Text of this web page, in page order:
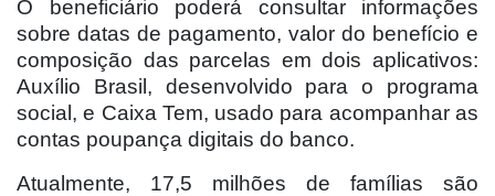
O beneficiário poderá consultar informações
sobre datas de pagamento, valor do benefício e
composição das parcelas em dois aplicativos:
Auxílio Brasil, desenvolvido para o programa
social, e Caixa Tem, usado para acompanhar as
contas poupança digitais do banco.
Atualmente, 17,5 milhões de famílias são